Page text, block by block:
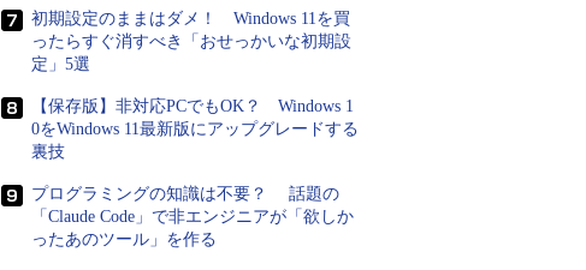
初期設定のままはダメ！ Windows 11を買
ったらすぐ消すべき「おせっかいな初期設
定」5選
【保存版】非対応PCでもOK？ Windows 1
0をWindows 11最新版にアップグレードする
裏技
プログラミングの知識は不要？ 話題の
「Claude Code」で非エンジニアが「欲しか
ったあのツール」を作る